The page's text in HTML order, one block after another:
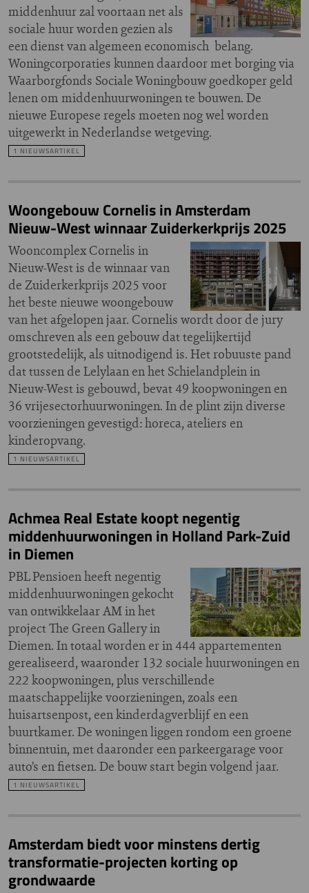
middenhuur zal voortaan net als
sociale huur worden gezien als
een dienst van algemeen economisch belang.
Woningcorporaties kunnen daardoor met borging via
Waarborgfonds Sociale Woningbouw goedkoper geld
lenen om middenhuurwoningen te bouwen. De
nieuwe Europese regels moeten nog wel worden
uitgewerkt in Nederlandse wetgeving.
1 NIEUWSARTIKEL
Woongebouw Cornelis in Amsterdam
Nieuw-West winnaar Zuiderkerkprijs 2025
Wooncomplex Cornelis in
Nieuw-West is de winnaar van
de Zuiderkerkprijs 2025 voor
het beste nieuwe woongebouw
van het afgelopen jaar. Cornelis wordt door de jury
omschreven als een gebouw dat tegelijkertijd
grootstedelijk, als uitnodigend is. Het robuuste pand
dat tussen de Lelylaan en het Schielandplein in
Nieuw-West is gebouwd, bevat 49 koopwoningen en
36 vrijesectorhuurwoningen. In de plint zijn diverse
voorzieningen gevestigd: horeca, ateliers en
kinderopvang.
1 NIEUWSARTIKEL
Achmea Real Estate koopt negentig
middenhuurwoningen in Holland Park-Zuid
in Diemen
PBL Pensioen heeft negentig
middenhuurwoningen gekocht
van ontwikkelaar AM in het
project The Green Gallery in
Diemen. In totaal worden er in 444 appartementen
gerealiseerd, waaronder 132 sociale huurwoningen en
222 koopwoningen, plus verschillende
maatschappelijke voorzieningen, zoals een
huisartsenpost, een kinderdagverblijf en een
buurtkamer. De woningen liggen rondom een groene
binnentuin, met daaronder een parkeergarage voor
auto’s en fietsen. De bouw start begin volgend jaar.
1 NIEUWSARTIKEL
Amsterdam biedt voor minstens dertig
transformatie-projecten korting op
grondwaarde